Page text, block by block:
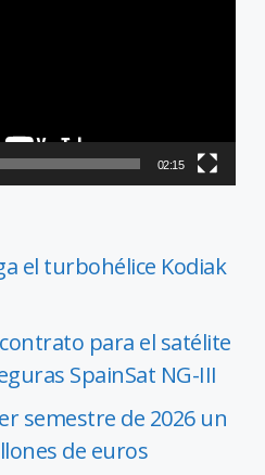
02:15
el turbohélice Kodiak
para el satélite
SpainSat NG-III
semestre de 2026 un
de euros